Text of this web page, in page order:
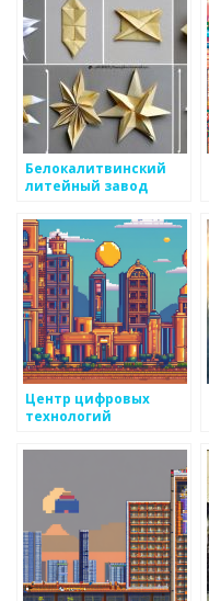
Белокалитвинский
литейный завод
Центр цифровых
технологий